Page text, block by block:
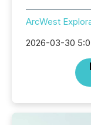
ArcWest
2026-03-30